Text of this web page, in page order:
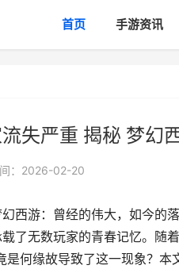
首页 手游资讯
失严重 揭秘 梦幻
：2026-02-20
西游：曾经的伟大，如今
了无数玩家的青春记忆。随
是何缘故导致了这一现象？